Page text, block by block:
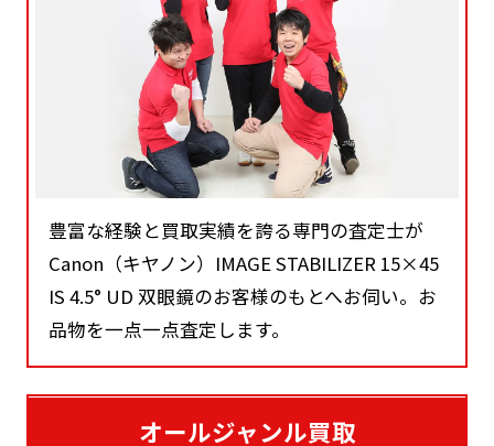
豊富な経験と買取実績を誇る専門の査定士が
Canon（キヤノン）IMAGE STABILIZER 15×45
IS 4.5° UD 双眼鏡のお客様のもとへお伺い。お
品物を一点一点査定します。
オールジャンル買取